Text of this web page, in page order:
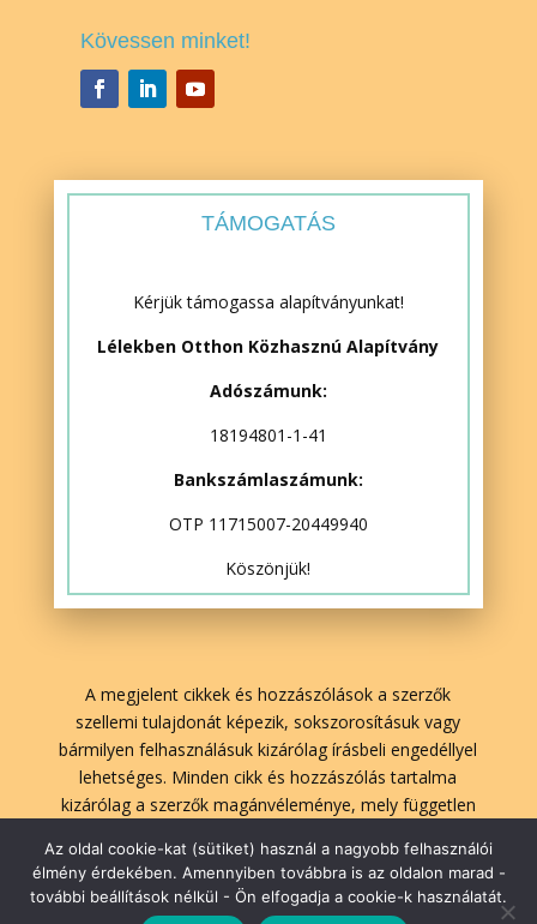
Kövessen minket!
TÁMOGATÁS
Kérjük támogassa alapítványunkat!
Lélekben Otthon Közhasznú Alapítvány
Adószámunk:
18194801-1-41
Bankszámlaszámunk:
OTP 11715007-20449940
Köszönjük!
A megjelent cikkek és hozzászólások a szerzők
szellemi tulajdonát képezik, sokszorosításuk vagy
bármilyen felhasználásuk kizárólag írásbeli engedéllyel
lehetséges. Minden cikk és hozzászólás tartalma
kizárólag a szerzők magánvéleménye, mely független
lelekbenotthon.hu | 2026| Minden jog fenntartva!
Az oldal cookie-kat (sütiket) használ a nagyobb felhasználói
élmény érdekében. Amennyiben továbbra is az oldalon marad -
további beállítások nélkül - Ön elfogadja a cookie-k használatát.